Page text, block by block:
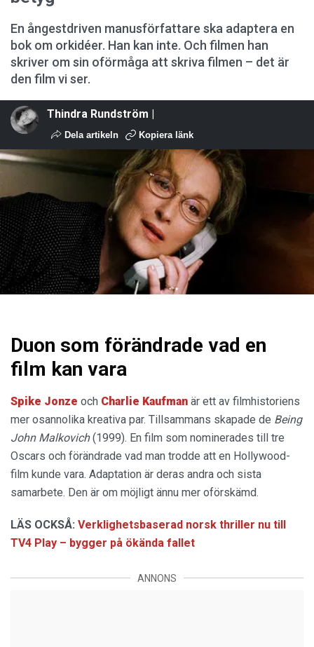
En ångestdriven manusförfattare ska adaptera en
bok om orkidéer. Han kan inte. Och filmen han
skriver om sin oförmåga att skriva filmen – det är
den film vi ser.
Thindra Rundström |
Dela artikeln Kopiera länk
Duon som förändrade vad en
film kan vara
Spike Jonze och Charlie Kaufman är ett av filmhistoriens
mer osannolika kreativa par. Tillsammans skapade de Being
John Malkovich(1999). En film som nominerades till tre
Oscars och förändrade vad man trodde att en Hollywood-
film kunde vara. Adaptation är deras andra och sista
samarbete. Den är om möjligt ännu mer oförskämd.
LÄS OCKSÅ: Verklighetsbaserad norsk thriller nu till
TV4 Play – bygger på ökända fallet
ANNONS